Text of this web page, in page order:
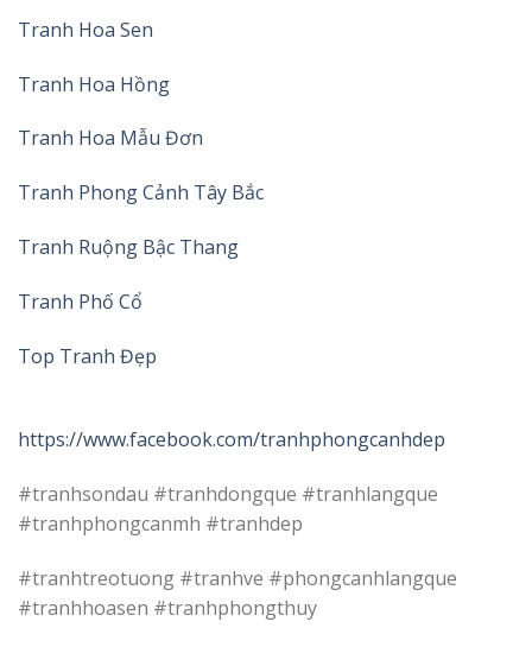
Tranh Hoa Sen
Tranh Hoa Hồng
Tranh Hoa Mẫu Đơn
Tranh Phong Cảnh Tây Bắc
Tranh Ruộng Bậc Thang
Tranh Phố Cổ
Top Tranh Đẹp
https://www.facebook.com/tranhphongcanhdep
#tranhsondau #tranhdongque #tranhlangque
#tranhphongcanmh #tranhdep
#tranhtreotuong #tranhve #phongcanhlangque
#tranhhoasen #tranhphongthuy